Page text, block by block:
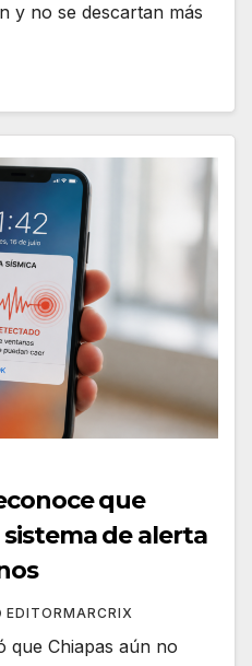
y no se descartan más
que
de alerta
EDITORMARCRIX
que Chiapas aún no